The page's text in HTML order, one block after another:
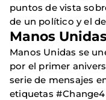
puntos de vista
de un político y el
Manos
Manos Unidas se
por el primer
serie de mensajes
etiquetas